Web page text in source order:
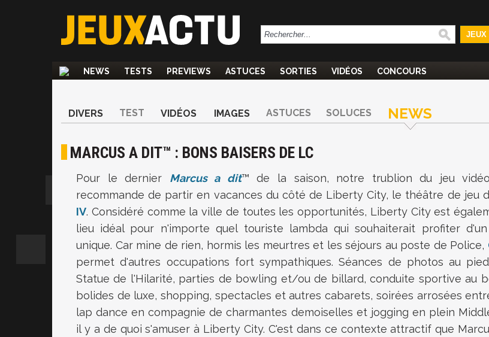
JEUX
NEWS TESTS PREVIEWS ASTUCES SORTIES VIDÉOS CONCOURS
DIVERS TEST VIDÉOS IMAGES ASTUCES SOLUCES NEWS
MARCUS A DIT™ : BONS BAISERS DE LC
Pour le dernier Marcus a dit™ de la saison, notre trublion du jeu
recommande de partir en vacances du côté de Liberty City, le théâtre de jeu
IV. Considéré comme la ville de toutes les opportunités, Liberty City est
lieu idéal pour n'importe quel touriste lambda qui souhaiterait profiter
unique. Car mine de rien, hormis les meurtres et les séjours au poste de Police,
permet d'autres occupations fort sympathiques. Séances de photos au
Statue de l'Hilarité, parties de bowling et/ou de billard, conduite sportive au
bolides de luxe, shopping, spectacles et autres cabarets, soirées arrosées
lap dance en compagnie de charmantes demoiselles et jogging en plein
il y a de quoi s'amuser à Liberty City. C'est dans ce contexte attractif que